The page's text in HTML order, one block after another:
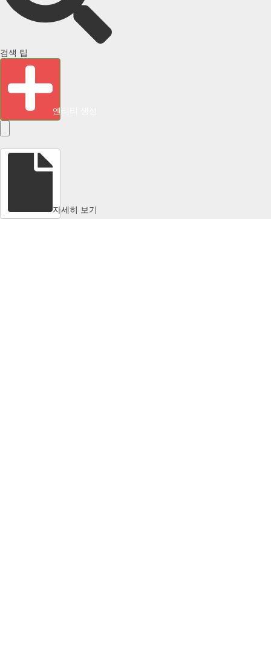
검색 팁
엔티티 생성
자세히 보기